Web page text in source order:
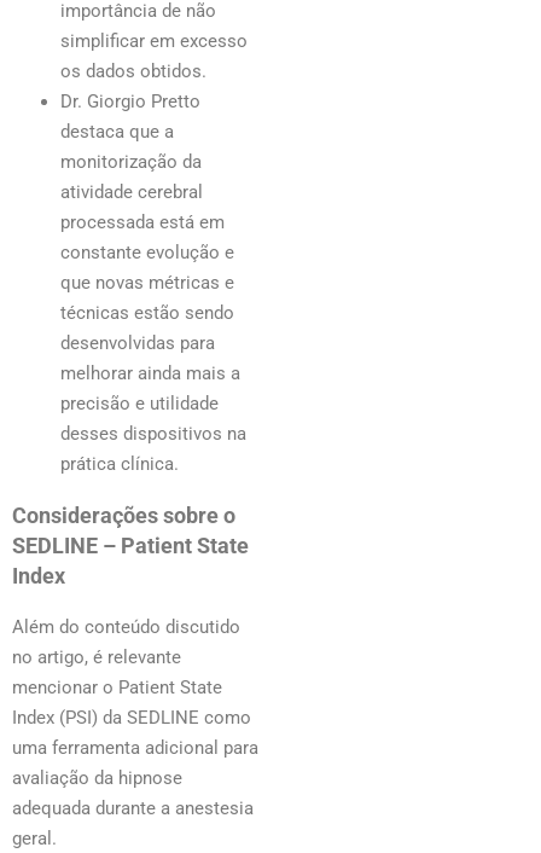
importância de não
simplificar em excesso
os dados obtidos.
Dr. Giorgio Pretto
destaca que a
monitorização da
atividade cerebral
processada está em
constante evolução e
que novas métricas e
técnicas estão sendo
desenvolvidas para
melhorar ainda mais a
precisão e utilidade
desses dispositivos na
prática clínica.
Considerações sobre o
SEDLINE – Patient State
Index
Além do conteúdo discutido
no artigo, é relevante
mencionar o Patient State
Index (PSI) da SEDLINE como
uma ferramenta adicional para
avaliação da hipnose
adequada durante a anestesia
geral.